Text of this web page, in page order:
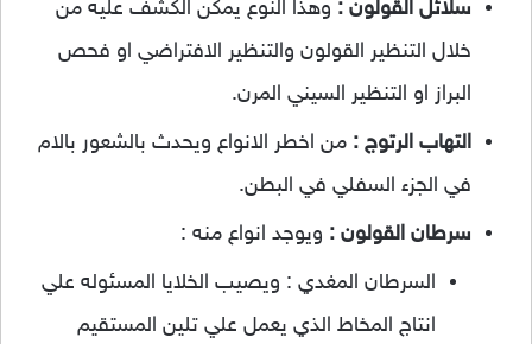
سلائل القولون : وهذا النوع يمكن الكشف عليه من
خلال التنظير القولون والتنظير الافتراضي او فحص
البراز او التنظير السيني المرن.
التهاب الرتوج : من اخطر الانواع ويحدث بالشعور بالام
في الجزء السفلي في البطن.
سرطان القولون : ويوجد انواع منه :
السرطان المغدي : ويصيب الخلايا المسئوله علي
انتاج المخاط الذي يعمل علي تلين المستقيم